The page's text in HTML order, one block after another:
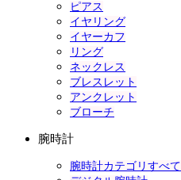
ピアス
イヤリング
イヤーカフ
リング
ネックレス
ブレスレット
アンクレット
ブローチ
腕時計
腕時計カテゴリすべて